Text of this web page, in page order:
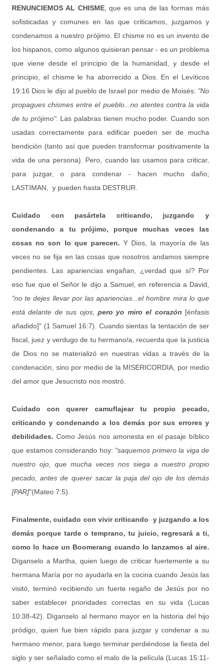
RENUNCIEMOS AL CHISME, que es una de las formas más
sofisticadas y comunes en las que criticamos, juzgamos y
condenamos a nuestro prójimo. El chisme no es un invento de
los hispanos, como algunos quisieran pensar - es un problema
que viene desde el principio de la humanidad, y desde el
principio, el chisme le ha aborrecido a Dios. En el Levíticos
19:16 Dios le dijo al pueblo de Israel por medio de Moisés: "No
propagues chismes entre el pueblo...no atentes contra la vida
de tu prójimo". Las palabras tienen mucho poder. Cuando son
usadas correctamente para edificar pueden ser de mucha
bendición (tanto así que pueden transformar positivamente la
vida de una persona). Pero, cuando las usamos para criticar,
para juzgar, o para condenar - hacen mucho daño;
LASTIMAN, y pueden hasta DESTRUR.
Cuidado con pasártela criticando, juzgando y
condenando a tu prójimo, porque muchas veces las
cosas no son lo que parecen. Y Dios, la mayoría de las
veces no se fija en las cosas que nosotros andamos siempre
pendientes. Las apariencias engañan, ¿verdad que sí? Por
eso fue que el Señor le dijo a Samuel, en referencia a David,
"no te dejes llevar por las apariencias...el hombre mira lo que
está delante de sus ojos, pero yo miro el corazón [énfasis
añadido]" (1 Samuel 16:7). Cuando sientas la tentación de ser
fiscal, juez y verdugo de tu hermano/a, recuerda que la justicia
de Dios no se materializó en nuestras vidas a través de la
condenación, sino por medio de la MISERICORDIA, por medio
del amor que Jesucristo nos mostró.
Cuidado con querer camuflajear tu propio pecado,
criticando y condenando a los demás por sus errores y
debilidades. Como Jesús nos amonesta en el pasaje bíblico
que estamos considerando hoy: "saquemos primero la viga de
nuestro ojo, que mucha veces nos siega a nuestro propio
pecado, antes de querer sacar la paja del ojo de los demás
[PAR]"(Mateo 7:5).
Finalmente, cuidado con vivir criticando y juzgando a los
demás porque tarde o temprano, tu juicio, regresará a ti,
como lo hace un Boomerang cuando lo lanzamos al aire.
Díganselo a Martha, quien luego de criticar fuertemente a su
hermana María por no ayudarla en la cocina cuando Jesús las
visitó, terminó recibiendo un fuerte regaño de Jesús por no
saber establecer prioridades correctas en su vida (Lucas
10:38-42). Díganselo al hermano mayor en la historia del hijo
pródigo, quien fue bien rápido para juzgar y condenar a su
hermano menor, para luego terminar perdiéndose la fiesta del
siglo y ser señalado como el malo de la película (Lucas 15:11-